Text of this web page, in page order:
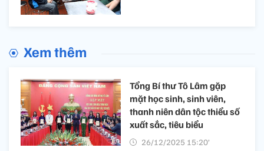
Xem thêm
Tổng Bí thư Tô Lâm gặp
mặt học sinh, sinh viên,
thanh niên dân tộc thiểu số
xuất sắc, tiêu biểu
26/12/2025 15:20’